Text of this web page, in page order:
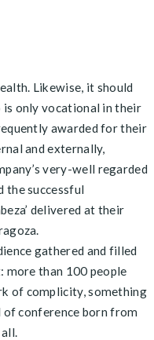
Likewise, it should
is only vocational in their
awarded for their
and externally,
very-well regarded
the successful
delivered at their
gathered and filled
more than 100 people
of complicity, something
conference born from